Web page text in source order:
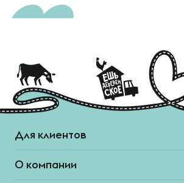
Для клиентов
О компании